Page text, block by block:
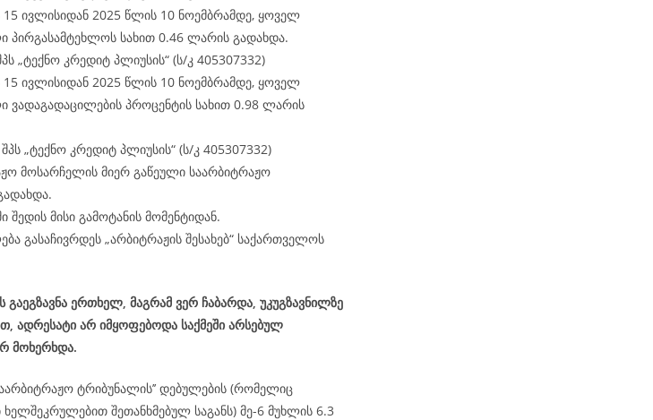
ივლისიდან 2025 წლის 10 ნოემბრამდე, ყოველ
სახით 0.46 ლარის გადახდა.
„ტექნო კრედიტ პლიუსის“ (ს/კ 405307332)
ივლისიდან 2025 წლის 10 ნოემბრამდე, ყოველ
პროცენტის სახით 0.98 ლარის
„ტექნო კრედიტ პლიუსის“ (ს/კ 405307332)
მოსარჩელის მიერ გაწეული საარბიტრაჟო
მისი გამოტანის მომენტიდან.
გასაჩივრდეს „არბიტრაჟის შესახებ“ საქართველოს
გაეგზავნა ერთხელ, მაგრამ ვერ ჩაბარდა, უკუგზავნილზე
ადრესატი არ იმყოფებოდა საქმეში არსებულ
მოხერხდა.
ტრიბუნალის’’ დებულების (რომელიც
შეთანხმებულ საგანს) მე-6 მუხლის 6.3